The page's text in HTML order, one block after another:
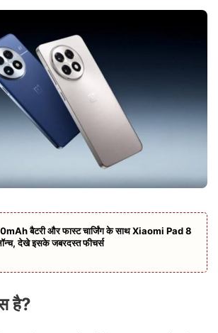
बैटरी और फास्ट चार्जिंग के साथ Xiaomi Pad 8
देखे इसके जबरदस्त फीचर्स
है?